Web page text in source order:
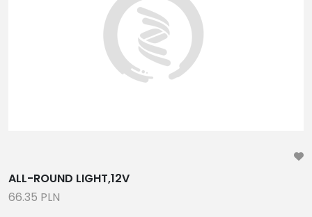
ALL-ROUND LIGHT,12V
66.35 PLN